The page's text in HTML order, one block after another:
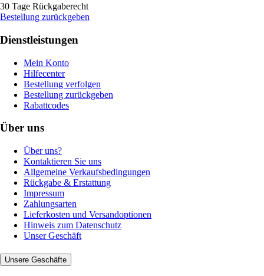
30 Tage Rückgaberecht
Bestellung zurückgeben
Dienstleistungen
Mein Konto
Hilfecenter
Bestellung verfolgen
Bestellung zurückgeben
Rabattcodes
Über uns
Über uns?
Kontaktieren Sie uns
Allgemeine Verkaufsbedingungen
Rückgabe & Erstattung
Impressum
Zahlungsarten
Lieferkosten und Versandoptionen
Hinweis zum Datenschutz
Unser Geschäft
Unsere Geschäfte